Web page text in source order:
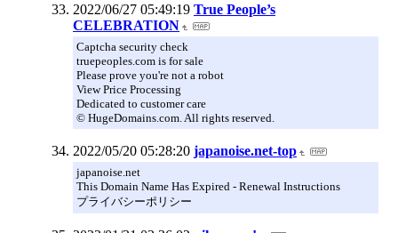
2022/06/27 05:49:19 True People’s
CELEBRATION
Captcha security check
truepeoples.com is for sale
Please prove you're not a robot
View Price Processing
Dedicated to customer care
© HugeDomains.com. All rights reserved.
2022/05/20 05:28:20 japanoise.net-top
japanoise.net
This Domain Name Has Expired - Renewal Instructions
プライバシーポリシー